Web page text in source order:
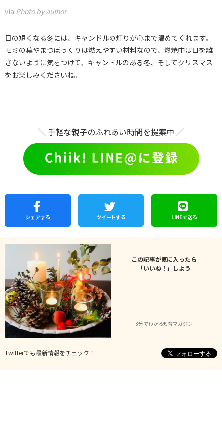
via Photo by author
日の短くなる冬には、キャンドルの灯りが心まで温めてくれます。
モミの葉やまつぼっくりは燃えやすい材料なので、燃焼中は目を離
さないように気をつけて、キャンドルのある冬、そしてクリスマス
をお楽しみくださいね。
＼ 手軽な親子のふれあい時間を提案中 ／
シェアする ツイートする LINEで送る
この記事が気に入ったら
「いいね！」しよう
3分でわかる知育マガジン
Twitterでも最新情報をチェック！